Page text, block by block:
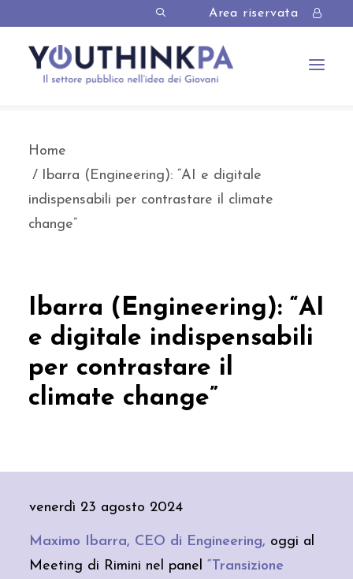
Area riservata
Home
Ibarra (Engineering): “AI e digitale
indispensabili per contrastare il climate
change”
Ibarra (Engineering): “AI
e digitale indispensabili
per contrastare il
climate change”
venerdì 23 agosto 2024
Maximo Ibarra, CEO di Engineering, oggi al
Meeting di Rimini nel panel “Transizione